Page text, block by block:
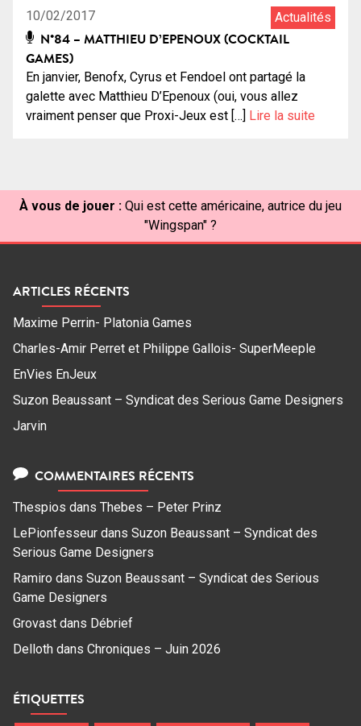
10/02/2017 Actualités
N°84 – MATTHIEU D’EPENOUX (COCKTAIL
GAMES)
En janvier, Benofx, Cyrus et Fendoel ont partagé la
galette avec Matthieu D’Epenoux (oui, vous allez
vraiment penser que Proxi-Jeux est […]
Lire la suite
À vous de jouer : Qui est cette américaine, autrice du jeu
"Wingspan" ?
ARTICLES RÉCENTS
Maxime Perrin- Platonia Games
Charles-Amir Perret et Philippe Gallois- SuperMeeple
EnVies EnJeux
Suzon Beaussant – Syndicat des Serious Game Designers
Jarvin
COMMENTAIRES RÉCENTS
Thespios dans Thebes – Peter Prinz
LePionfesseur dans Suzon Beaussant – Syndicat des
Serious Game Designers
Ramiro dans Suzon Beaussant – Syndicat des Serious
Game Designers
Grovast dans Débrief
Delloth dans Chroniques – Juin 2026
ÉTIQUETTES